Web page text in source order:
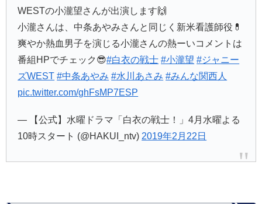
WESTの小瀧望さんが出演します🙌
小瀧さんは、中条あやみさんと同じく新米看護師役💊
爽やか熱血男子を演じる小瀧さんの熱ーいコメントは
番組HPでチェック😎#白衣の戦士 #小瀧望 #ジャニー
ズWEST #中条あやみ #水川あさみ #みんな関西人
pic.twitter.com/ghFsMP7ESP
— 【公式】水曜ドラマ「白衣の戦士！」4月水曜よる
10時スタート (@HAKUI_ntv) 2019年2月22日